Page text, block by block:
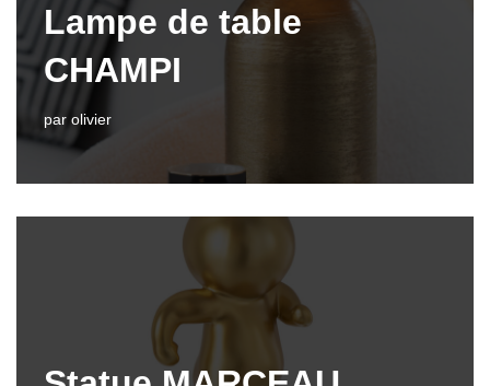
Lampe de table
CHAMPI
par olivier